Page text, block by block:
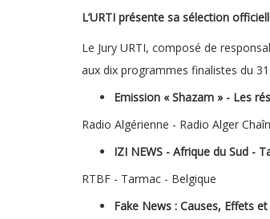
L’URTI présente sa sélection
Le Jury URTI, composé de
aux dix programmes finalistes du 31
Emission « Shazam » - Les
Radio Algérienne - Radio Alger
IZI NEWS - Afrique du Sud -
RTBF - Tarmac - Belgique
Fake News : Causes, Effets